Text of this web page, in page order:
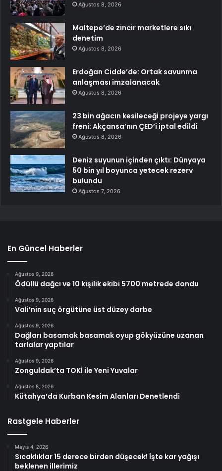
Ağustos 8, 2026
Maltepe’de zincir marketlere sıkı
denetim
Ağustos 8, 2026
Erdoğan Cidde’de: Ortak savunma
anlaşması imzalanacak
Ağustos 8, 2026
23 bin ağacın kesileceği projeye yargı
freni: Akçansa’nın ÇED’i iptal edildi
Ağustos 8, 2026
Deniz suyunun içinden çıktı: Dünyaya
50 bin yıl boyunca yetecek rezerv
bulundu
Ağustos 7, 2026
En Güncel Haberler
Ağustos 9, 2026
Ödüllü dağcı ve 10 kişilik ekibi 5700 metrede dondu
Ağustos 9, 2026
Vali’nin suç örgütüne üst düzey darbe
Ağustos 9, 2026
Dağları basamak basamak oyup gökyüzüne uzanan
tarlalar yaptılar
Ağustos 9, 2026
Zonguldak’ta TOKİ ile Yeni Yuvalar
Ağustos 8, 2026
Kütahya’da Kurban Kesim Alanları Denetlendi
Rastgele Haberler
Mayıs 4, 2026
Sıcaklıklar 15 derece birden düşecek! İşte kar yağışı
beklenen illerimiz